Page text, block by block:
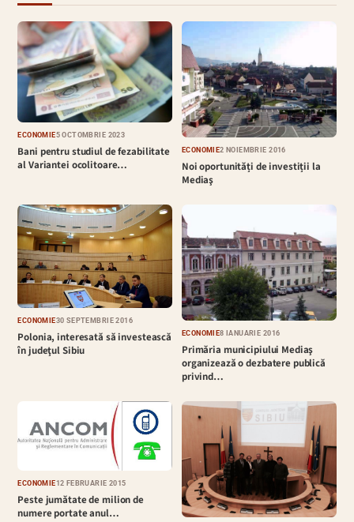
ECONOMIE5 OCTOMBRIE 2023
Bani pentru studiul de fezabilitate
al Variantei ocolitoare…
ECONOMIE2 NOIEMBRIE 2016
Noi oportunități de investiții la
Mediaş
ECONOMIE30 SEPTEMBRIE 2016
Polonia, interesată să investească
în judeţul Sibiu
ECONOMIE8 IANUARIE 2016
Primăria municipiului Mediaş
organizează o dezbatere publică
privind…
ECONOMIE12 FEBRUARIE 2015
Peste jumătate de milion de
numere portate anul…